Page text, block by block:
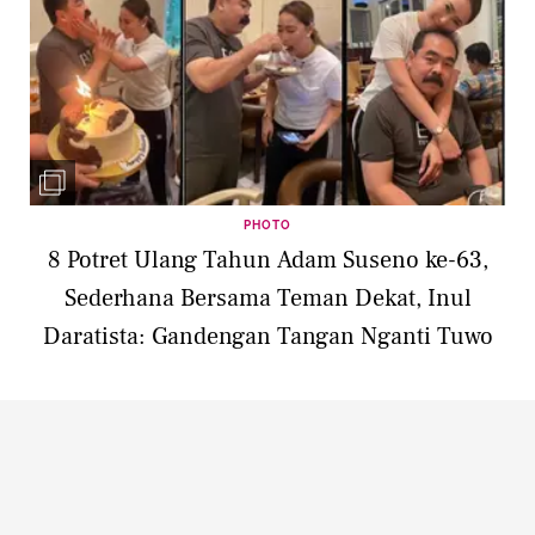
PHOTO
8 Potret Ulang Tahun Adam Suseno ke-63,
Sederhana Bersama Teman Dekat, Inul
Daratista: Gandengan Tangan Nganti Tuwo